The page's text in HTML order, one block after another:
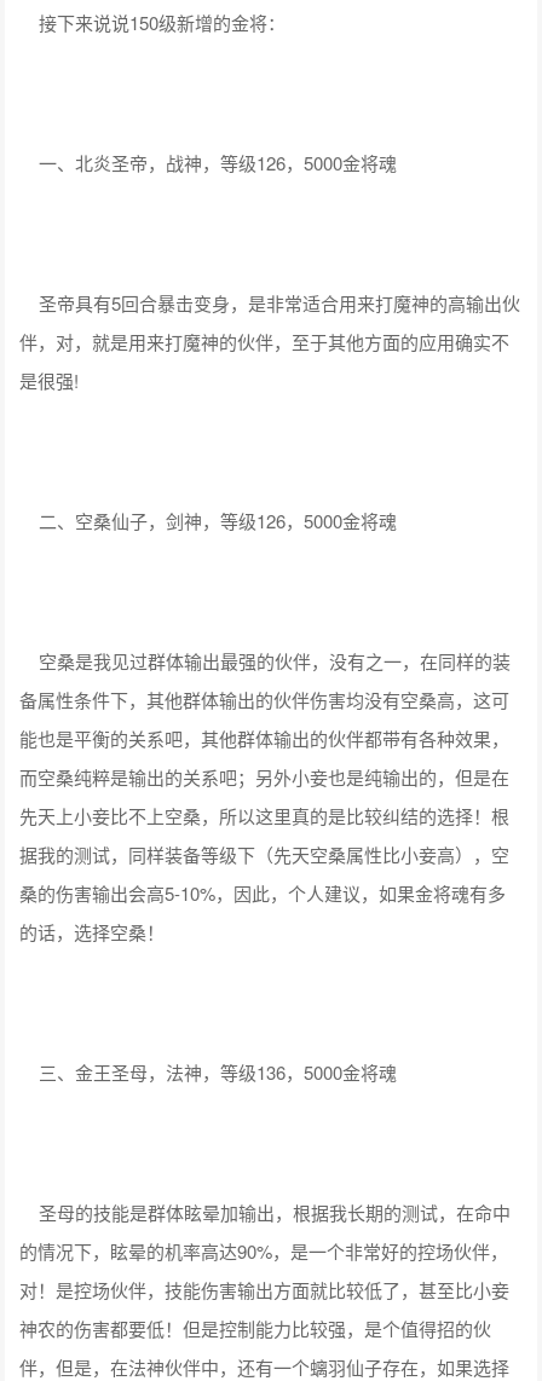
接下来说说150级新增的金将：
一、北炎圣帝，战神，等级126，5000金将魂
圣帝具有5回合暴击变身，是非常适合用来打魔神的高输出伙
伴，对，就是用来打魔神的伙伴，至于其他方面的应用确实不
是很强!
二、空桑仙子，剑神，等级126，5000金将魂
空桑是我见过群体输出最强的伙伴，没有之一，在同样的装
备属性条件下，其他群体输出的伙伴伤害均没有空桑高，这可
能也是平衡的关系吧，其他群体输出的伙伴都带有各种效果，
而空桑纯粹是输出的关系吧；另外小妾也是纯输出的，但是在
先天上小妾比不上空桑，所以这里真的是比较纠结的选择！根
据我的测试，同样装备等级下（先天空桑属性比小妾高），空
桑的伤害输出会高5-10%，因此，个人建议，如果金将魂有多
的话，选择空桑！
三、金王圣母，法神，等级136，5000金将魂
圣母的技能是群体眩晕加输出，根据我长期的测试，在命中
的情况下，眩晕的机率高达90%，是一个非常好的控场伙伴，
对！是控场伙伴，技能伤害输出方面就比较低了，甚至比小妾
神农的伤害都要低！但是控制能力比较强，是个值得招的伙
伴，但是，在法神伙伴中，还有一个螭羽仙子存在，如果选择